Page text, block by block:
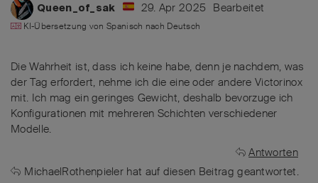
Queen_of_sak 29. Apr 2025 Bearbeitet
KI-Übersetzung vonSpanisch nach Deutsch
Die Wahrheit ist, dass ich keine habe, denn je nachdem, was
der Tag erfordert, nehme ich die eine oder andere Victorinox
mit. Ich mag ein geringes Gewicht, deshalb bevorzuge ich
Konfigurationen mit mehreren Schichten verschiedener
Modelle.
Antworten
MichaelRothenpieler hat auf diesen Beitrag geantwortet.